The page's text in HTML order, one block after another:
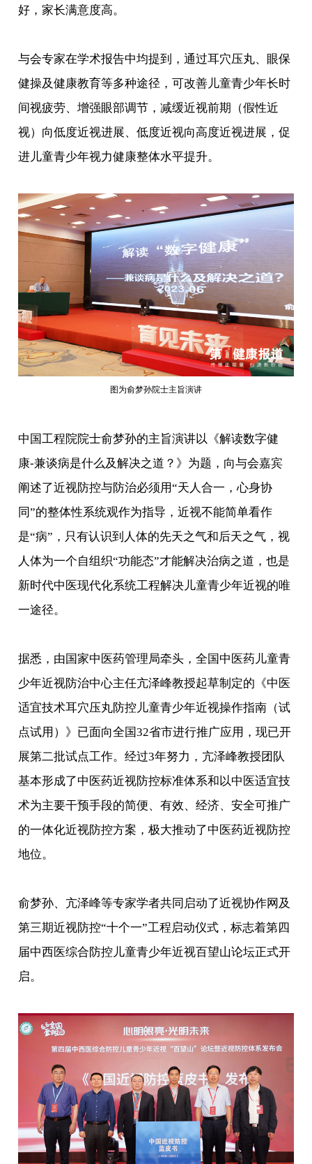
好，家长满意度高。
与会专家在学术报告中均提到，通过耳穴压丸、眼保
健操及健康教育等多种途径，可改善儿童青少年长时
间视疲劳、增强眼部调节，减缓近视前期（假性近
视）向低度近视进展、低度近视向高度近视进展，促
进儿童青少年视力健康整体水平提升。
图为俞梦孙院士主旨演讲
中国工程院院士俞梦孙的主旨演讲以《解读数字健
康-兼谈病是什么及解决之道？》为题，向与会嘉宾
阐述了近视防控与防治必须用“天人合一，心身协
同”的整体性系统观作为指导，近视不能简单看作
是“病”，只有认识到人体的先天之气和后天之气，视
人体为一个自组织“功能态”才能解决治病之道，也是
新时代中医现代化系统工程解决儿童青少年近视的唯
一途径。
据悉，由国家中医药管理局牵头，全国中医药儿童青
少年近视防治中心主任亢泽峰教授起草制定的《中医
适宜技术耳穴压丸防控儿童青少年近视操作指南（试
点试用）》已面向全国32省市进行推广应用，现已开
展第二批试点工作。经过3年努力，亢泽峰教授团队
基本形成了中医药近视防控标准体系和以中医适宜技
术为主要干预手段的简便、有效、经济、安全可推广
的一体化近视防控方案，极大推动了中医药近视防控
地位。
俞梦孙、亢泽峰等专家学者共同启动了近视协作网及
第三期近视防控“十个一”工程启动仪式，标志着第四
届中西医综合防控儿童青少年近视百望山论坛正式开
启。